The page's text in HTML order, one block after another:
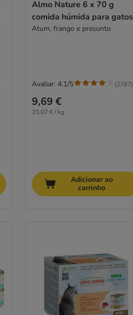
Almo Nature 6 x 70 g
comida húmida para gatos
Atum, frango e presunto
9,69 €
23,07 € / kg
Avaliar: 4.1/5 (2787)
Adicionar ao
carrinho